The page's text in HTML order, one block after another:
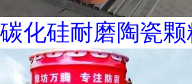
碳化硅耐磨陶瓷